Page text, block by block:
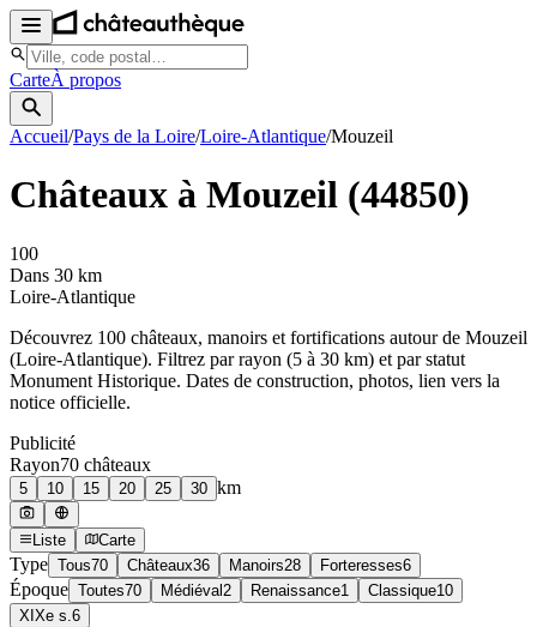
CarteÀ propos
Accueil/Pays de la Loire/Loire-Atlantique/Mouzeil
Châteaux à Mouzeil (44850)
100
Dans 30 km
Loire-Atlantique
Découvrez 100 châteaux, manoirs et fortifications autour de Mouzeil
(Loire-Atlantique). Filtrez par rayon (5 à 30 km) et par statut
Monument Historique. Dates de construction, photos, lien vers la
notice officielle.
Publicité
Rayon70 châteaux
5 10 15 20 25 30 km
Liste Carte
Type Tous70 Châteaux36 Manoirs28 Forteresses6
Époque Toutes70 Médiéval 2 Renaissance1 Classique10
XIXe s. 6